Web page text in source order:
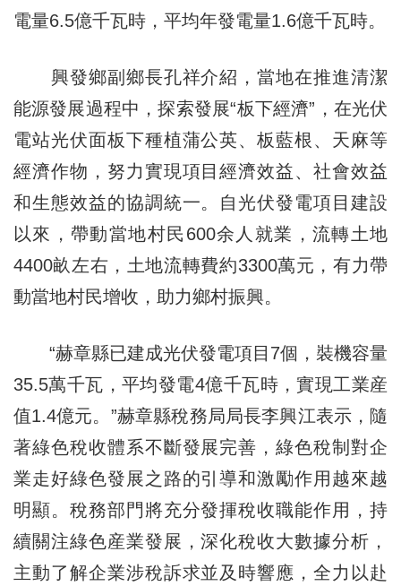
電量6.5億千瓦時，平均年發電量1.6億千瓦時。
興發鄉副鄉長孔祥介紹，當地在推進清潔
能源發展過程中，探索發展“板下經濟”，在光伏
電站光伏面板下種植蒲公英、板藍根、天麻等
經濟作物，努力實現項目經濟效益、社會效益
和生態效益的協調統一。自光伏發電項目建設
以來，帶動當地村民600余人就業，流轉土地
4400畝左右，土地流轉費約3300萬元，有力帶
動當地村民增收，助力鄉村振興。
“赫章縣已建成光伏發電項目7個，裝機容量
35.5萬千瓦，平均發電4億千瓦時，實現工業産
值1.4億元。”赫章縣稅務局局長李興江表示，隨
著綠色稅收體系不斷發展完善，綠色稅制對企
業走好綠色發展之路的引導和激勵作用越來越
明顯。稅務部門將充分發揮稅收職能作用，持
續關注綠色産業發展，深化稅收大數據分析，
主動了解企業涉稅訴求並及時響應，全力以赴